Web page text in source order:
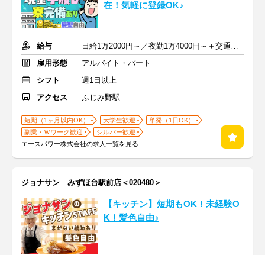
在！気軽に登録OK♪
給与
日給1万2000円～／夜勤1万4000円～＋交通費＋各種手当
雇用形態
アルバイト・パート
シフト
週1日以上
アクセス
ふじみ野駅
短期（1ヶ月以内OK） 大学生歓迎
単発（1日OK）
副業・Ｗワーク歓迎
シルバー歓迎
エースパワー株式会社の求人一覧を見る
ジョナサン みずほ台駅前店＜020480＞
【キッチン】短期もOK！未経験O
K！髪色自由♪